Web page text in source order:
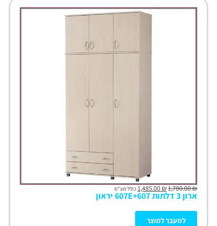
₪
1,780.00
₪ כולל מע"מ
ארון 3 דלתות 607E+607 יראון
למעבר למוצר